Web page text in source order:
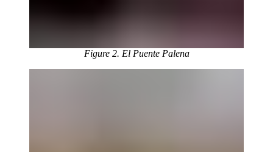
Figure 2. El Puente Palena